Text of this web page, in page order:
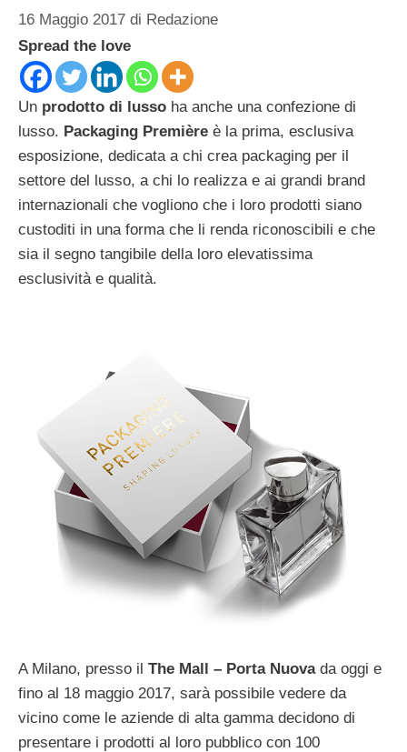
16 Maggio 2017 di Redazione
Spread the love
Un prodotto di lusso ha anche una confezione di
lusso. Packaging Première è la prima, esclusiva
esposizione, dedicata a chi crea packaging per il
settore del lusso, a chi lo realizza e ai grandi brand
internazionali che vogliono che i loro prodotti siano
custoditi in una forma che li renda riconoscibili e che
sia il segno tangibile della loro elevatissima
esclusività e qualità.
A Milano, presso il The Mall – Porta Nuovada oggi e
fino al 18 maggio 2017, sarà possibile vedere da
vicino come le aziende di alta gamma decidono di
presentare i prodotti al loro pubblico con 100